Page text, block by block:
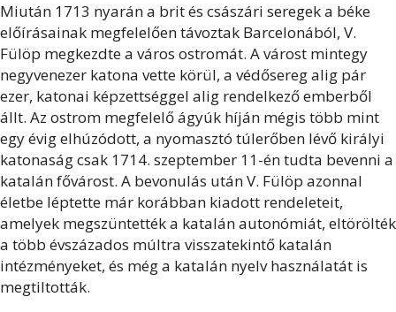
Miután 1713 nyarán a brit és császári seregek a béke
előírásainak megfelelően távoztak Barcelonából, V.
Fülöp megkezdte a város ostromát. A várost mintegy
negyvenezer katona vette körül, a védősereg alig pár
ezer, katonai képzettséggel alig rendelkező emberből
állt. Az ostrom megfelelő ágyúk híján mégis több mint
egy évig elhúzódott, a nyomasztó túlerőben lévő királyi
katonaság csak 1714. szeptember 11-én tudta bevenni a
katalán fővárost. A bevonulás után V. Fülöp azonnal
életbe léptette már korábban kiadott rendeleteit,
amelyek megszüntették a katalán autonómiát, eltörölték
a több évszázados múltra visszatekintő katalán
intézményeket, és még a katalán nyelv használatát is
megtiltották.